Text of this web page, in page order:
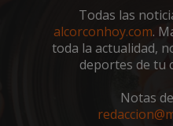
Todas las
alcorconhoy.com.
toda la actualidad,
deportes de tu
Notas